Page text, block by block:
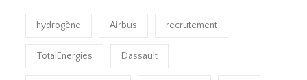
hydrogène Airbus recrutement
TotalEnergies Dassault